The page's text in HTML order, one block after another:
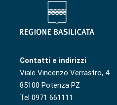
Contatti e indirizzi
Viale Vincenzo Verrastro, 4
85100 Potenza PZ
Tel 0971 661111